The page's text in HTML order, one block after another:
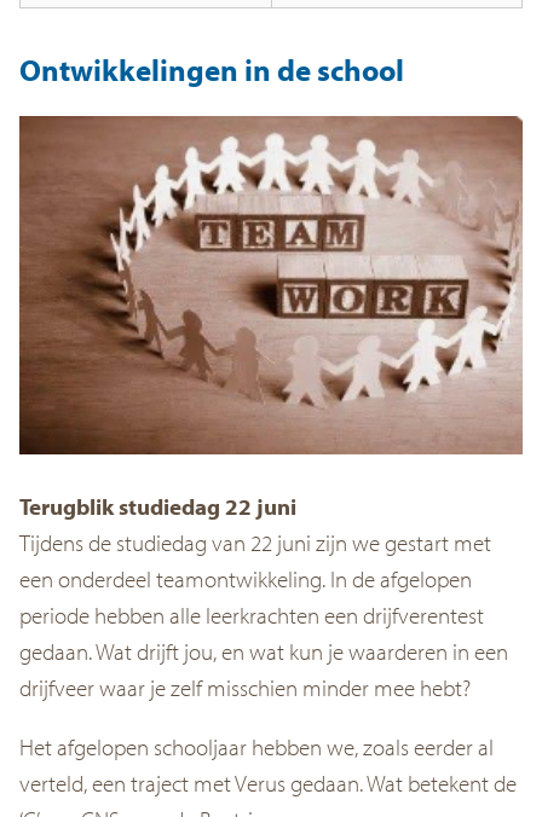
Ontwikkelingen in de school
Terugblik studiedag 22 juni
Tijdens de studiedag van 22 juni zijn we gestart met
een onderdeel teamontwikkeling. In de afgelopen
periode hebben alle leerkrachten een drijfverentest
gedaan. Wat drijft jou, en wat kun je waarderen in een
drijfveer waar je zelf misschien minder mee hebt?
Het afgelopen schooljaar hebben we, zoals eerder al
verteld, een traject met Verus gedaan. Wat betekent de